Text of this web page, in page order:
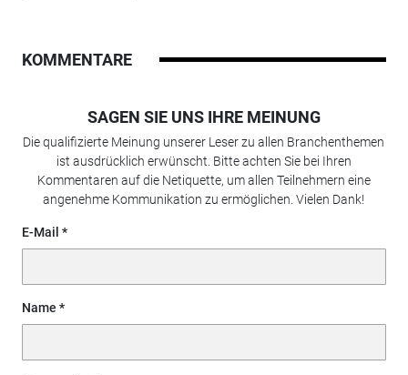
KOMMENTARE
SAGEN SIE UNS IHRE MEINUNG
Die qualifizierte Meinung unserer Leser zu allen Branchenthemen
ist ausdrücklich erwünscht. Bitte achten Sie bei Ihren
Kommentaren auf die Netiquette, um allen Teilnehmern eine
angenehme Kommunikation zu ermöglichen. Vielen Dank!
E-Mail
Name